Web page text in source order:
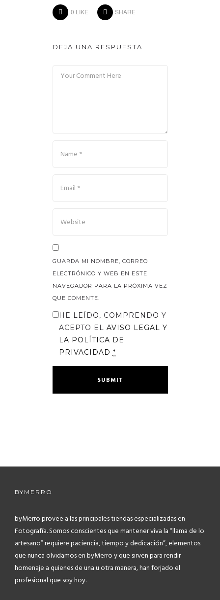
0 LIKE SHARE
DEJA UNA RESPUESTA
GUARDA MI NOMBRE, CORREO
ELECTRÓNICO Y WEB EN ESTE
NAVEGADOR PARA LA PRÓXIMA VEZ
QUE COMENTE.
HE LEÍDO, COMPRENDO Y
ACEPTO EL AVISO LEGAL Y
LA POLÍTICA DE
PRIVACIDAD *
BYMERRO
byMerro provee a las principales tiendas especializadas en
Fotografía.Somos conscientes que mantener viva la “llama de lo
artesano” requiere paciencia, tiempo y dedicación”, elementos
que nunca olvidamos en byMerro y que sirven para rendir
homenaje a quienes de una u otra manera, han forjado el
profesional que soy hoy.